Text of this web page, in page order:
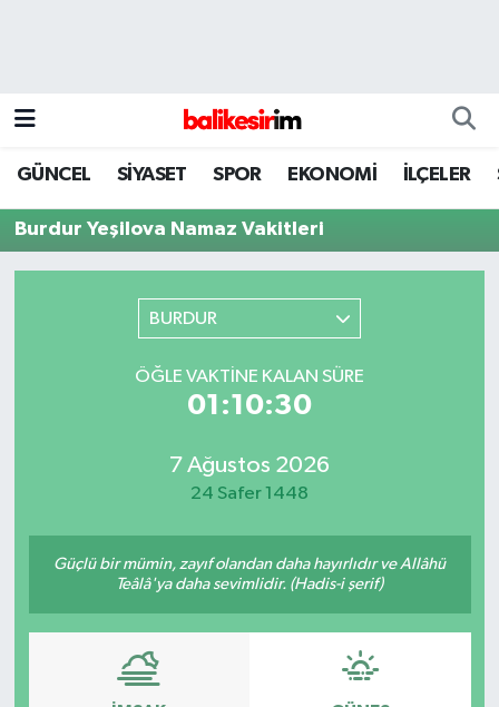
GÜNCEL SİYASET SPOR EKONOMİ İLÇELER
Burdur Yeşilova Namaz Vakitleri
BURDUR
ÖĞLE VAKTINE KALAN SÜRE
01:10:30
7 Ağustos 2026
24 Safer 1448
Güçlü bir mümin, zayıf olandan daha hayırlıdır ve Allâhü
Teâlâ'ya daha sevimlidir. (Hadis-i şerif)